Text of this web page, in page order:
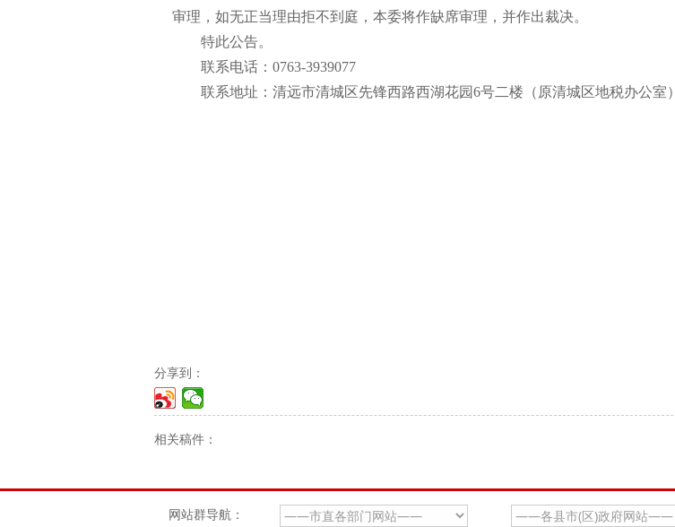
审理，如无正当理由拒不到庭，本委将作缺席审理，并作出裁决。
特此公告。
联系电话：0763-3939077
联系地址：清远市清城区先锋西路西湖花园6号二楼（原清城区地税办公室）
分享到：
相关稿件：
网站群导航：